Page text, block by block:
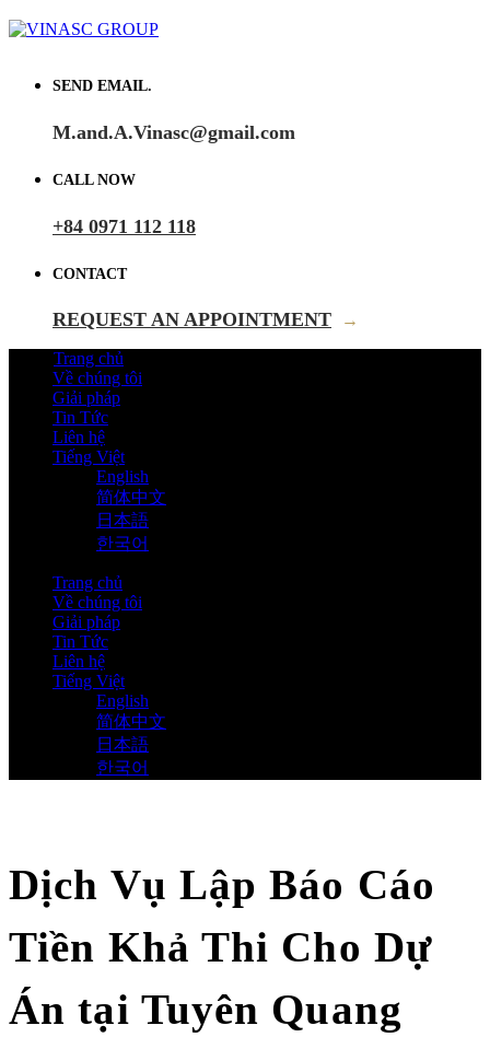
SEND EMAIL.
M.and.A.Vinasc@gmail.com
CALL NOW
+84 0971 112 118
CONTACT
REQUEST AN APPOINTMENT →
Trang chủ
Về chúng tôi
Giải pháp
Tin Tức
Liên hệ
Tiếng Việt
English
简体中文
日本語
한국어
Trang chủ
Về chúng tôi
Giải pháp
Tin Tức
Liên hệ
Tiếng Việt
English
简体中文
日本語
한국어
Dịch Vụ Lập Báo Cáo
Tiền Khả Thi Cho Dự
Án tại Tuyên Quang